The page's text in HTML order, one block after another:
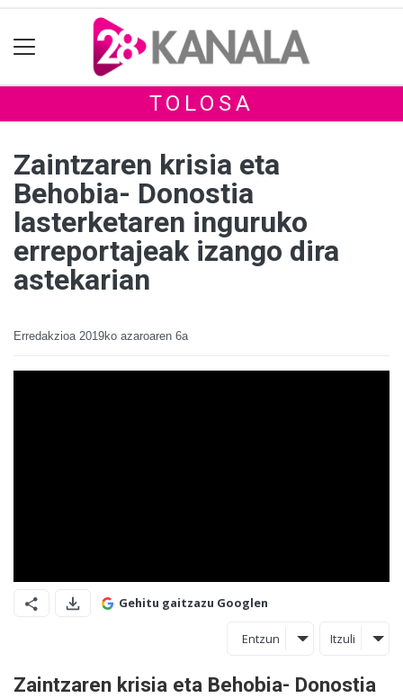
TOLOSA
Zaintzaren krisia eta
Behobia- Donostia
lasterketaren inguruko
erreportajeak izango dira
astekarian
Erredakzioa 2019ko azaroaren 6a
Gehitu gaitzazu Googlen
Entzun Itzuli
Zaintzaren krisia eta Behobia- Donostia